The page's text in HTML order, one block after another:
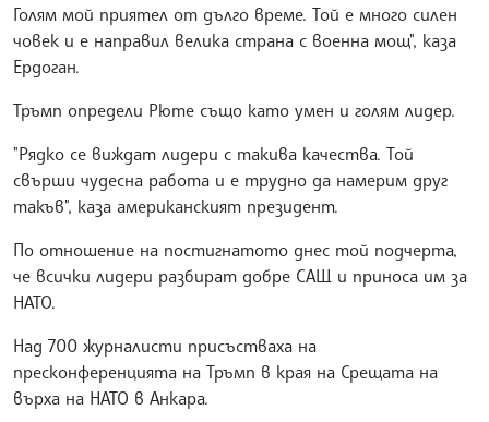
Голям мой приятел от дълго време. Той е много силен
човек и е направил велика страна с военна мощ", каза
Ердоган.
Тръмп определи Рюте също като умен и голям лидер.
"Рядко се виждат лидери с такива качества. Той
свърши чудесна работа и е трудно да намерим друг
такъв", каза американският президент.
По отношение на постигнатото днес той подчерта,
че всички лидери разбират добре САЩ и приноса им за
НАТО.
Над 700 журналисти присъстваха на
пресконференцията на Тръмп в края на Срещата на
върха на НАТО в Анкара.